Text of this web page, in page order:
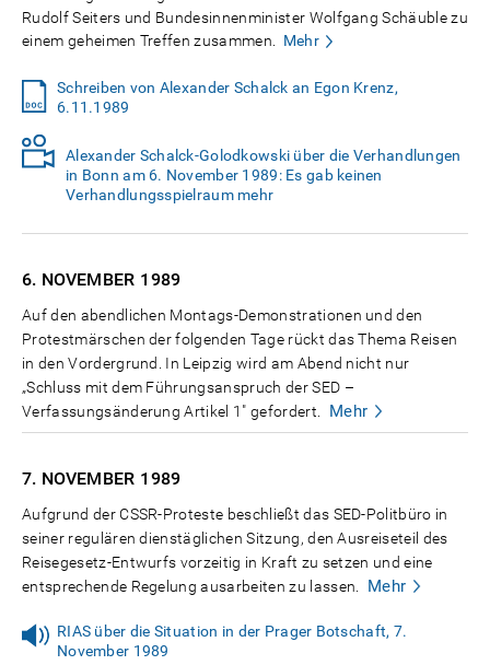
Rudolf Seiters und Bundesinnenminister Wolfgang Schäuble zu
einem geheimen Treffen zusammen.
Mehr
Schreiben von Alexander Schalck an Egon Krenz,
6.11.1989
Alexander Schalck-Golodkowski über die Verhandlungen
in Bonn am 6. November 1989: Es gab keinen
Verhandlungsspielraum mehr
6. NOVEMBER 1989
Auf den abendlichen Montags-Demonstrationen und den
Protestmärschen der folgenden Tage rückt das Thema Reisen
in den Vordergrund. In Leipzig wird am Abend nicht nur
„Schluss mit dem Führungsanspruch der SED –
Verfassungsänderung Artikel 1" gefordert.
Mehr
7. NOVEMBER 1989
Aufgrund der CSSR-Proteste beschließt das SED-Politbüro in
seiner regulären dienstäglichen Sitzung, den Ausreiseteil des
Reisegesetz-Entwurfs vorzeitig in Kraft zu setzen und eine
entsprechende Regelung ausarbeiten zu lassen.
Mehr
RIAS über die Situation in der Prager Botschaft, 7.
November 1989